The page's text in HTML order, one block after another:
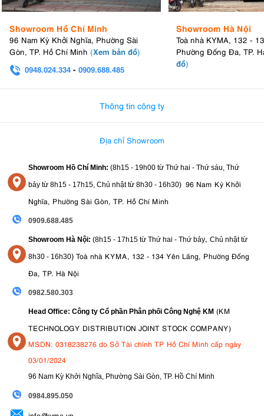
Showroom Hồ Chí Minh
96 Nam Kỳ Khởi Nghĩa, Phường Sài
Gòn, TP. Hồ Chí Minh (Xem bản đồ)
0948.024.334 - 0909.688.485
Showroom Hà Nội
Toà nhà KYMA, 132 -
Phường Đống Đa, TP.
đồ)
Thông tin công ty
Địa chỉ Showroom
Showroom Hồ Chí Minh: (8h15 - 19h00 từ Thứ hai - Thứ sáu, Thứ
bảy từ 8h15 - 17h15, Chủ nhật từ 8h30 - 16h30) 96 Nam Kỳ Khởi
Nghĩa, Phường Sài Gòn, TP. Hồ Chí Minh
0909.688.485
Showroom Hà Nội: (8h15 - 17h15 từ Thứ hai - Thứ bảy, Chủ nhật từ
8h30 - 16h30) Toà nhà KYMA, 132 - 134 Yên Lãng, Phường Đống
Đa, TP. Hà Nội
0982.580.303
Head Office: Công ty Cổ phần Phân phối Công Nghệ KM (KM
TECHNOLOGY DISTRIBUTION JOINT STOCK COMPANY)
MSDN: 0318238276 do Sở Tài chính TP Hồ Chí Minh cấp ngày
03/01/2024
96 Nam Kỳ Khởi Nghĩa, Phường Sài Gòn, TP. Hồ Chí Minh
0984.895.050